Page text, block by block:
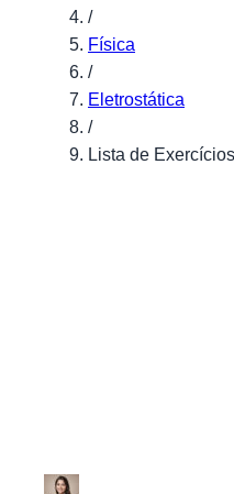
/
Física
/
Eletrostática
/
Lista de